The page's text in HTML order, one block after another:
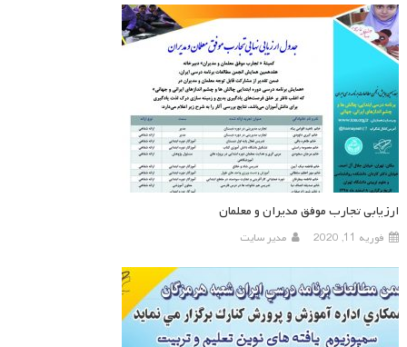
ارزیابی تجارب موفق مدیران و معلمان
فوریه 11, 2020 مدیر سایت